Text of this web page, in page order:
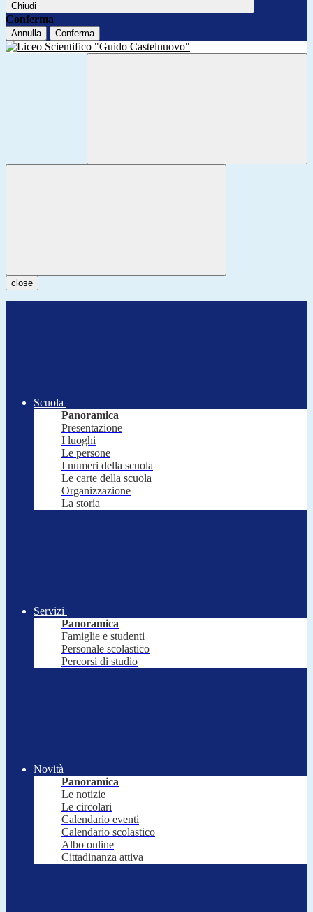
Chiudi
Conferma
Annulla Conferma
close
Scuola
Panoramica
Presentazione
I luoghi
Le persone
I numeri della scuola
Le carte della scuola
Organizzazione
La storia
Servizi
Panoramica
Famiglie e studenti
Personale scolastico
Percorsi di studio
Novità
Panoramica
Le notizie
Le circolari
Calendario eventi
Calendario scolastico
Albo online
Cittadinanza attiva